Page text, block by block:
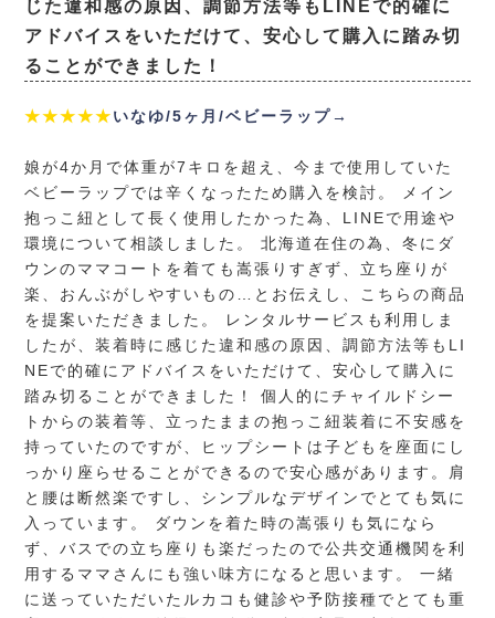
じた違和感の原因、調節方法等もLINEで的確に
アドバイスをいただけて、安心して購入に踏み切
ることができました！
★★★★★いなゆ/5ヶ月/ベビーラップ→
娘が4か月で体重が7キロを超え、今まで使用していた
ベビーラップでは辛くなったため購入を検討。 メイン
抱っこ紐として長く使用したかった為、LINEで用途や
環境について相談しました。 北海道在住の為、冬にダ
ウンのママコートを着ても嵩張りすぎず、立ち座りが
楽、おんぶがしやすいもの…とお伝えし、こちらの商品
を提案いただきました。 レンタルサービスも利用しま
したが、装着時に感じた違和感の原因、調節方法等もLI
NEで的確にアドバイスをいただけて、安心して購入に
踏み切ることができました！ 個人的にチャイルドシー
トからの装着等、立ったままの抱っこ紐装着に不安感を
持っていたのですが、ヒップシートは子どもを座面にし
っかり座らせることができるので安心感があります。肩
と腰は断然楽ですし、シンプルなデザインでとても気に
入っています。 ダウンを着た時の嵩張りも気になら
ず、バスでの立ち座りも楽だったので公共交通機関を利
用するママさんにも強い味方になると思います。 一緒
に送っていただいたルカコも健診や予防接種でとても重